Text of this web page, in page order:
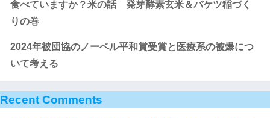
食べていますか？米の話 発芽酵素玄米＆バケツ稲づく
りの巻
2024年被団協のノーベル平和賞受賞と医療系の被爆につ
いて考える
Recent Comments